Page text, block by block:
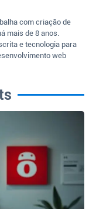
com criação de
mais de 8 anos.
e tecnologia para
web